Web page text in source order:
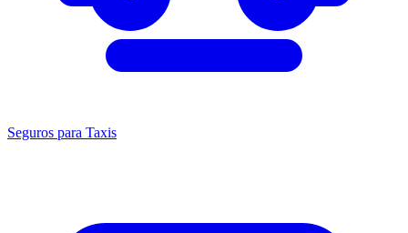
Seguros para Taxis